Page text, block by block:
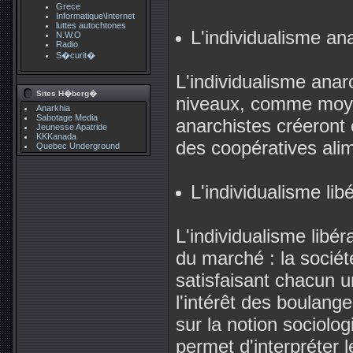
Grece
Informatique\Internet
luttes autochtones
N.W.O
Radio
S�curit�
Sites H�berg�
Anarkhia
Sabotage Media
Jeunesse Apatride
KKKanada
Quebec Underground
L'individualisme
L'individualisme
niveaux, comme
anarchistes
des coopératives
L'individualisme
L'individualisme
du marché : la
satisfaisant chacun
l'intérêt des
sur la notion
permet d'interpréter